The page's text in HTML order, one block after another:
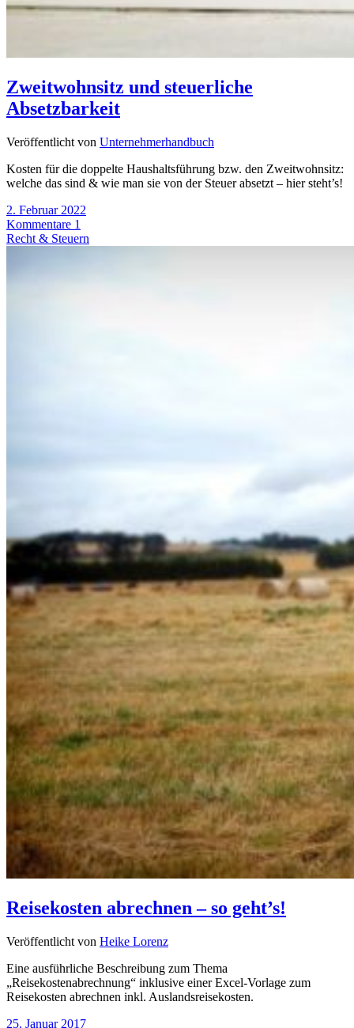
Zweitwohnsitz und steuerliche
Absetzbarkeit
Veröffentlicht von Unternehmerhandbuch
Kosten für die doppelte Haushaltsführung bzw. den Zweitwohnsitz:
welche das sind & wie man sie von der Steuer absetzt – hier steht’s!
2. Februar 2022
Kommentare 1
Recht & Steuern
Reisekosten abrechnen – so geht’s!
Veröffentlicht von Heike Lorenz
Eine ausführliche Beschreibung zum Thema
„Reisekostenabrechnung“ inklusive einer Excel-Vorlage zum
Reisekosten abrechnen inkl. Auslandsreisekosten.
25. Januar 2017